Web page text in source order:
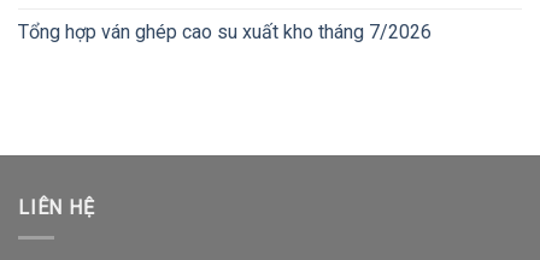
Tổng hợp ván ghép cao su xuất kho tháng 7/2026
LIÊN HỆ